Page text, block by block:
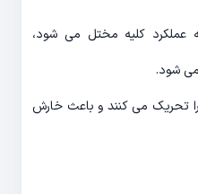
عملکرد کلیه مختل می شود،
شود.
تحریک می کنند و باعث خارش